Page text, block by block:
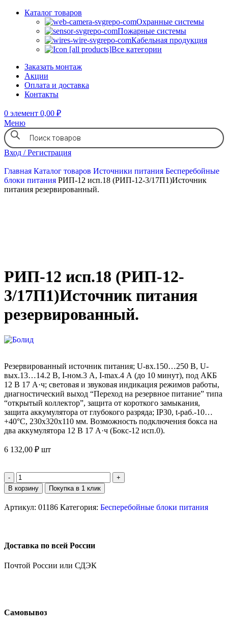
Каталог товаров
Охранные системы
Пожарные системы
Кабельная продукция
Все категории
Заказать монтаж
Акции
Оплата и доставка
Контакты
0 элемент 0,00 ₽
Меню
Вход / Регистрация
Главная Каталог товаров Источники питания Бесперебойные
блоки питания РИП-12 исп.18 (РИП-12-3/17П1)Источник
питания резервированный.
РИП-12 исп.18 (РИП-12-
3/17П1)Источник питания
резервированный.
Резервированный источник питания; U-вх.150…250 В, U-
вых.13…14.2 В, I-ном.3 А, I-max.4 А (до 10 минут), под АКБ
12 В 17 А·ч; световая и звуковая индикация режимов работы,
диагностический выход “Переход на резервное питание” типа
“открытый коллектор”, защита от короткого замыкания,
защита аккумулятора от глубокого разряда; IP30, t-раб.-10…
+40°С, 230х320х110 мм. Возможность подключения бокса на
два аккумулятора 12 В 17 А·ч (Бокс-12 исп.0).
6 132,00 ₽ шт
В корзину Покупка в 1 клик
Артикул: 01186 Категория: Бесперебойные блоки питания
Доставка по всей России
Почтой России или СДЭК
Самовывоз